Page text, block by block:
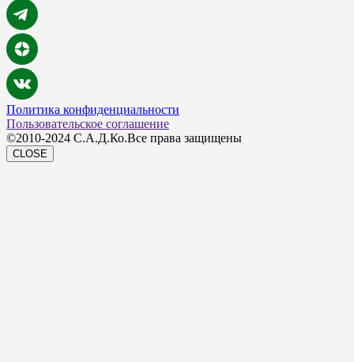
Политика конфиденциальности
Пользовательское соглашение
©2010-2024 С.А.Д.Ко.Все права защищены
CLOSE